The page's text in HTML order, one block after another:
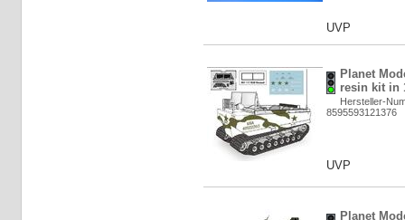
UVP
Planet
resin kit in
Hersteller-
8595593121376
UVP
Planet